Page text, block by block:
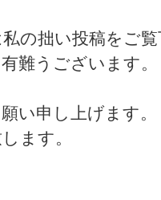
の拙い投稿をご
難うございます。
い申し上げます。
ます。